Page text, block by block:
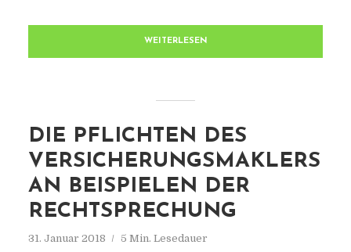
WEITERLESEN
DIE PFLICHTEN DES
VERSICHERUNGSMAKLERS
AN BEISPIELEN DER
RECHTSPRECHUNG
31. Januar 2018 5 Min. Lesedauer